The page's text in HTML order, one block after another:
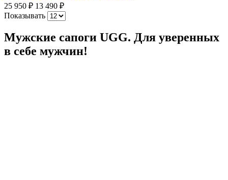
25 950 ₽ 13 490 ₽
Показывать
Мужские сапоги UGG. Для уверенных
в себе мужчин!